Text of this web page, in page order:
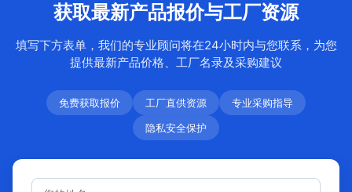
获取最新产品报价与工厂资源
填写下方表单，我们的专业顾问将在24小时内与您联系，为您
提供最新产品价格、工厂名录及采购建议
免费获取报价 工厂直供资源
专业采购指导
隐私安全保护